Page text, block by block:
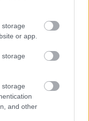
storage
or app.
storage
storage
and other
Kapitolija kalnā